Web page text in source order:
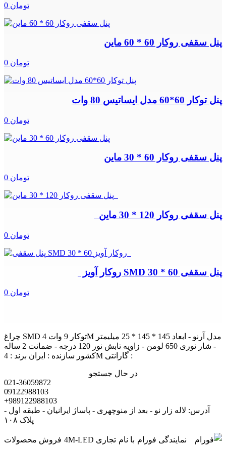
0 تومان
پنل سقفی روکار 60 * 60 ماین
0 تومان
پنل توکار 60*60 مدل ایساتیس 80 وات
0 تومان
پنل سقفی روکار 60 * 30 ماین
0 تومان
پنل سقفی روکار 120 * 30 ماین
0 تومان
پنل سقفی SMD 30 * 60 روکار آویز
0 تومان
چراغ SMD توکار 9 وات 4M مدل آرنو - ابعاد 145 * 145 * 25 میلیمتر
- شار نوری 650 لومن - زاویه تابش نور 120 درجه - ضمانت 2 ساله
کشور سازنده : ایران برند : 4M گارانتی :
در حال جستجو
021-36059872
09122988103
+989122988103
آدرس: لاله زار نو - بعد از منوچهری - پاساژ ایرانیان - طبقه اول -
پلاک ۱۰۸
نمایندگی فورام با نام تجاری 4M-LED فروش محصولات